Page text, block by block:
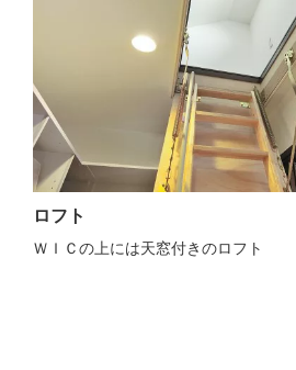
ロフト
ＷＩＣの上には天窓付きのロフト